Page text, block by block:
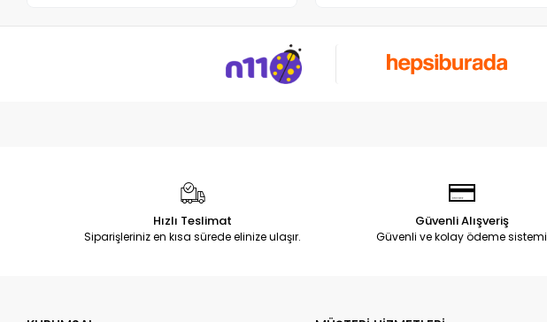
Hızlı Teslimat
Siparişleriniz en kısa sürede elinize ulaşır.
Güvenli Alışveriş
Güvenli ve kolay ödeme sistemi